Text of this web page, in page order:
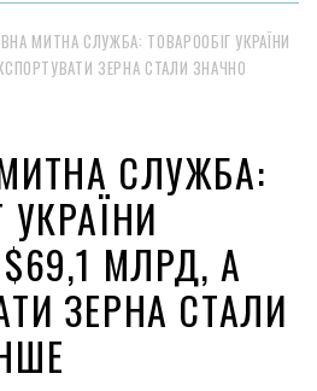
МИТНА СЛУЖБА: ТОВАРООБІГ УКРАЇНИ
ЗЕРНА СТАЛИ ЗНАЧНО
СЛУЖБА:
МЛРД, А
ЗЕРНА СТАЛИ